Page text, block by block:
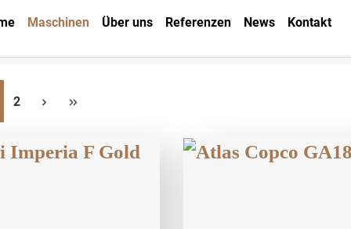
Maschinen Über uns Referenzen News Kontakt
Seite
2